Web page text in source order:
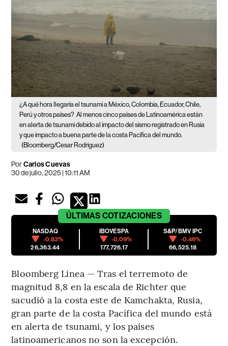
¿A qué hora llegaría el tsunami a México, Colombia, Ecuador, Chile,
Perú y otros países? Al menos cinco países de Latinoamérica están
en alerta de tsunami debido al impacto del sismo registrado en Rusia
y que impacto a buena parte de la costa Pacífica del mundo.
(Bloomberg/Cesar Rodriguez)
PorCarlos Cuevas
30 de julio, 2025 | 10:11 AM
ÚLTIMAS COTIZACIONES
NASDAQ
-0.83%
26,363.44
IBOVESPA
-0.09%
177,726.17
S&P/BMV IPC
-0.46%
66,525.18
Bloomberg Línea — Tras el terremoto de
magnitud 8,8 en la escala de Richter que
sacudió a la costa este de Kamchakta, Rusia,
gran parte de la costa Pacífica del mundo está
en alerta de tsunami, y los países
latinoamericanos no son la excepción.